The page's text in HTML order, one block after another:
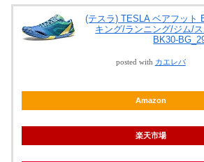
(テスラ) TESLA ベアフット
キング/ランニング/ジム/
BK30-
posted with カエレバ
Amazon
楽天市場